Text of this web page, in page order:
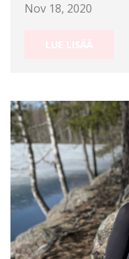
Nov 18, 2020